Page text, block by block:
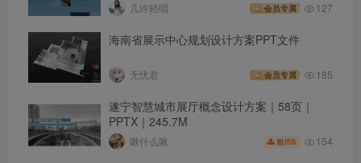
几许轻唱 会员专属 127
海南省展示中心规划设计方案PPT文件
无忧君 会员专属 185
遂宁智慧城市展厅概念设计方案｜58页｜
PPTX｜245.7M
啾什么啾 酷币6 154